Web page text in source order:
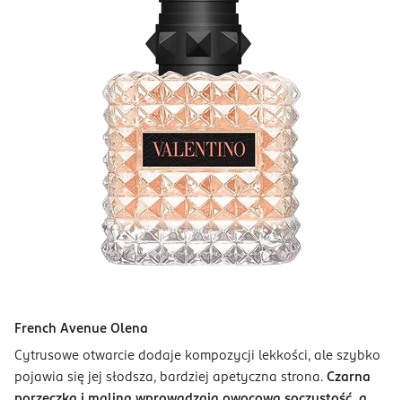
French Avenue Olena
Cytrusowe otwarcie dodaje kompozycji lekkości, ale szybko
pojawia się jej słodsza, bardziej apetyczna strona. Czarna